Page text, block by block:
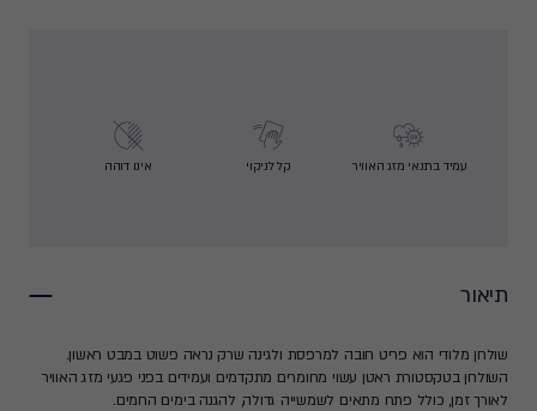
עמיד בתנאי מזג האוויר קל לניקוי אינו דוהה
תיאור
שולחן מלודי הוא פריט חובה למרפסת ולגינה שרק נראה פשוט במבט ראשון.
השולחן בטקסטורת ראטן עשוי מחומרים מתקדמים ועמידים בפני פגעי מזג האוויר
לאורך זמן, כולל פתח מתאים לשמשייה גדולה, להגנה בימים החמים.